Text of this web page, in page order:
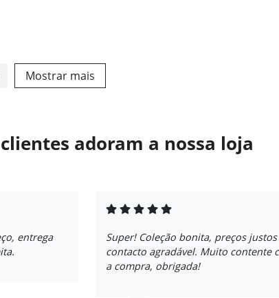
Mostrar mais
adoram a nossa loja
entrega
Super! Coleção bonita, preços justos
contacto agradável. Muito contente
a compra, obrigada!